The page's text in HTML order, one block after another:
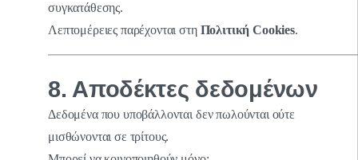
συγκατάθεσης.
Λεπτομέρειες παρέχονται στη Πολιτική Cookies.
8. Αποδέκτες δεδομένων
Δεδομένα που υποβάλλονται δεν πωλούνται ούτε
μισθώνονται σε τρίτους.